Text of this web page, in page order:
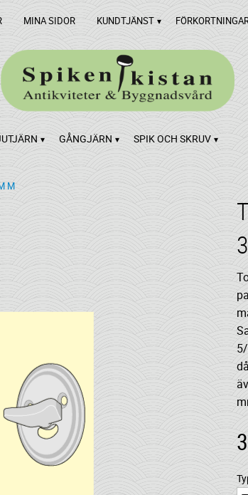
MINA SIDOR KUNDTJÄNST
GÅNGJÄRN SPIK OCH SKRUV
M